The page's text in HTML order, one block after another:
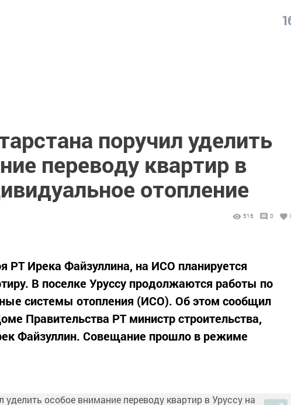
поручил уделить
переводу квартир в
отопление
516 0
РТ Ирека Файзуллина, на ИСО планируется
В поселке Уруссу продолжаются работы по
системы отопления (ИСО). Об этом сообщил
Правительства РТ министр строительства,
Файзуллин. Совещание прошло в режиме